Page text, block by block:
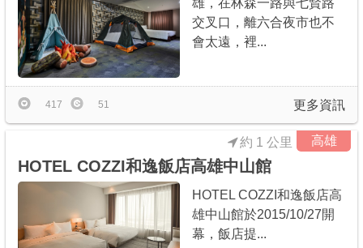
雄，在林森一路與七賢路
交叉口，離六合夜市也不
會太遠，裡...
更多資訊
417 51
高雄
HOTEL COZZI和逸飯店高雄中山館
約 1 公里
HOTEL COZZI和逸飯店高
雄中山館於2015/10/27開
幕，飯店提...